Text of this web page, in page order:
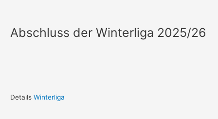
Abschluss der Winterliga 2025/26
DetailsWinterliga